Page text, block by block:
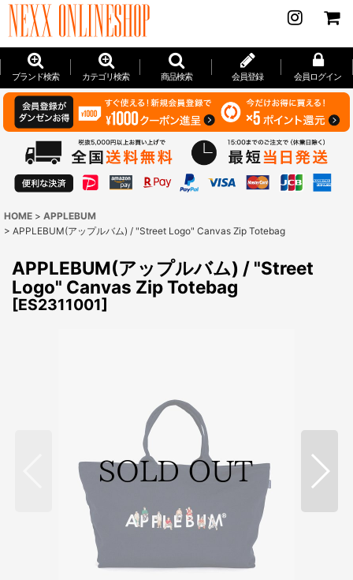
ブランド検索 カテゴリ検索 商品検索 会員登録 会員ログイン
HOME > APPLEBUM
> APPLEBUM(アップルバム) / "Street Logo" Canvas Zip Totebag
APPLEBUM(アップルバム) / "Street
Logo" Canvas Zip Totebag
[ES2311001]